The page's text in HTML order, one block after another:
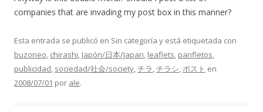
companies that are invading my post box in this manner?
Esta entrada se publicó en Sin categoría y está etiquetada con
buzoneo, chirashi, Japón/日本/Japan, leaflets, panfletos,
publicidad, sociedad/社会/society,チラ,チラシ,ポスト en
2008/07/01 por ale.